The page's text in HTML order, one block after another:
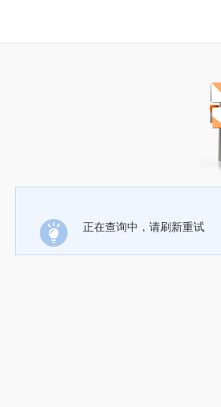
正在查询中，请刷新重试